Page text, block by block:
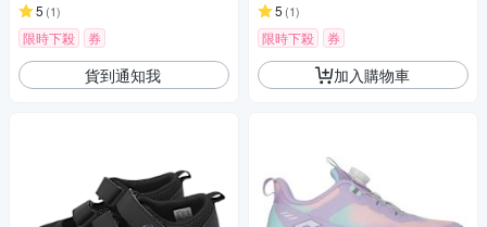
5 (1)
限時下殺 券
貨到通知我
5 (1)
限時下殺 券
加入購物車